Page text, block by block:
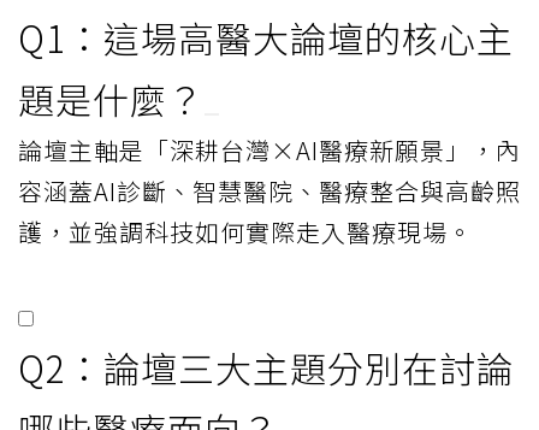
Q1：這場高醫大論壇的核心主
題是什麼？
論壇主軸是「深耕台灣×AI醫療新願景」，內
容涵蓋AI診斷、智慧醫院、醫療整合與高齡照
護，並強調科技如何實際走入醫療現場。
Q2：論壇三大主題分別在討論